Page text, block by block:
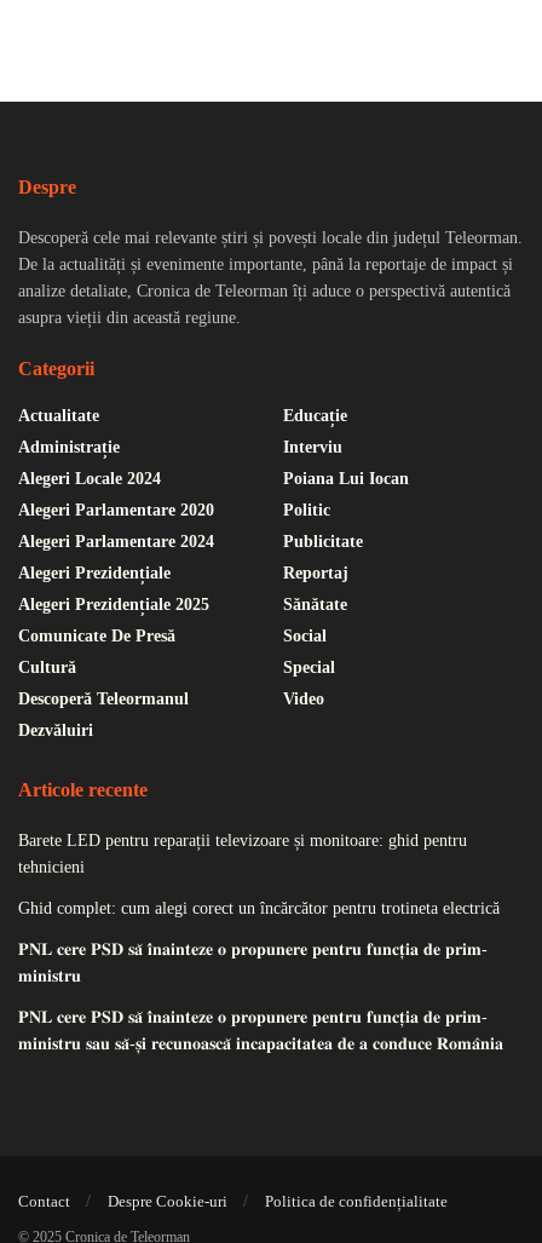
Despre
Descoperă cele mai relevante știri și povești locale din județul Teleorman.
De la actualități și evenimente importante, până la reportaje de impact și
analize detaliate, Cronica de Teleorman îți aduce o perspectivă autentică
asupra vieții din această regiune.
Categorii
Actualitate
Administrație
Alegeri Locale 2024
Alegeri Parlamentare 2020
Alegeri Parlamentare 2024
Alegeri Prezidențiale
Alegeri Prezidențiale 2025
Comunicate De Presă
Cultură
Descoperă Teleormanul
Dezvăluiri
Educație
Interviu
Poiana Lui Iocan
Politic
Publicitate
Reportaj
Sănătate
Social
Special
Video
Articole recente
Barete LED pentru reparații televizoare și monitoare: ghid pentru
tehnicieni
Ghid complet: cum alegi corect un încărcător pentru trotineta electrică
𝐏𝐍𝐋 𝐜𝐞𝐫𝐞 𝐏𝐒𝐃 𝐬𝐚̆ 𝐢̂𝐧𝐚𝐢𝐧𝐭𝐞𝐳𝐞 𝐨 𝐩𝐫𝐨𝐩𝐮𝐧𝐞𝐫𝐞 𝐩𝐞𝐧𝐭𝐫𝐮 𝐟𝐮𝐧𝐜𝐭̦𝐢𝐚 𝐝𝐞 𝐩𝐫𝐢𝐦-
𝐦𝐢𝐧𝐢𝐬𝐭𝐫𝐮
𝐏𝐍𝐋 𝐜𝐞𝐫𝐞 𝐏𝐒𝐃 𝐬𝐚̆ 𝐢̂𝐧𝐚𝐢𝐧𝐭𝐞𝐳𝐞 𝐨 𝐩𝐫𝐨𝐩𝐮𝐧𝐞𝐫𝐞 𝐩𝐞𝐧𝐭𝐫𝐮 𝐟𝐮𝐧𝐜𝐭̦𝐢𝐚 𝐝𝐞 𝐩𝐫𝐢𝐦-
𝐦𝐢𝐧𝐢𝐬𝐭𝐫𝐮 𝐬𝐚𝐮 𝐬𝐚̆-𝐬̦𝐢 𝐫𝐞𝐜𝐮𝐧𝐨𝐚𝐬𝐜𝐚̆ 𝐢𝐧𝐜𝐚𝐩𝐚𝐜𝐢𝐭𝐚𝐭𝐞𝐚 𝐝𝐞 𝐚 𝐜𝐨𝐧𝐝𝐮𝐜𝐞 𝐑𝐨𝐦𝐚̂𝐧𝐢𝐚
Contact Despre Cookie-uri Politica de confidențialitate
© 2025 Cronica de Teleorman